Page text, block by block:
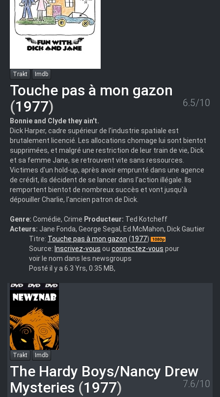
Trakt Imdb
Touche pas à mon gazon
(1977) 6.5/10
Bonnie and Clyde they ain't.
Dick Harper, cadre supérieur de l'industrie spatiale est
brutalement licencié. Les allocations chomage lui sont bientot
supprimées, et malgré une restriction de leur train de vie, Dick
et sa femme Jane, se retrouvent vite sans ressources.
Victimes d'un hold-up, après avoir emprunté dans une agence
de crédit, ils décident de se lancer dans l'action illégale. Ils
remportent bientot de nombreux succès et vont jusqu'à
dépouiller Charlie, l'ancien patron de Dick.
Genre: Comédie, Crime Producteur: Ted Kotcheff
Acteurs: Jane Fonda, George Segal, Ed McMahon, Dick Gautier
Touche.pas.à.mon.gazon.
(1977).1080pFRENCH
Titre: Touche pas à mon gazon (1977)
Source: Inscrivez-vous ou connectez-vous pour
voir le nom dans les newsgroups
Posté il y a 6.3 Yrs, 0.35 MB,
Trakt Imdb
The Hardy Boys/Nancy Drew
Mysteries (1977) 7.6/10